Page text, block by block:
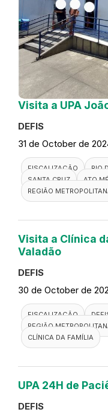
Visita a UPA
DEFIS
31 de October de
FISCALIZAÇÃO RIO
SANTA CRUZ
ATO
REGIÃO
Visita a Clínica
Valadão
DEFIS
30 de October de
FISCALIZAÇÃO
REGIÃO
CLÍNICA DA FAMÍLIA
UPA 24H de
DEFIS